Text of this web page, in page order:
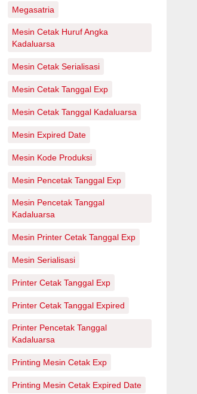
Megasatria
Mesin Cetak Huruf Angka
Kadaluarsa
Mesin Cetak Serialisasi
Mesin Cetak Tanggal Exp
Mesin Cetak Tanggal Kadaluarsa
Mesin Expired Date
Mesin Kode Produksi
Mesin Pencetak Tanggal Exp
Mesin Pencetak Tanggal
Kadaluarsa
Mesin Printer Cetak Tanggal Exp
Mesin Serialisasi
Printer Cetak Tanggal Exp
Printer Cetak Tanggal Expired
Printer Pencetak Tanggal
Kadaluarsa
Printing Mesin Cetak Exp
Printing Mesin Cetak Expired Date